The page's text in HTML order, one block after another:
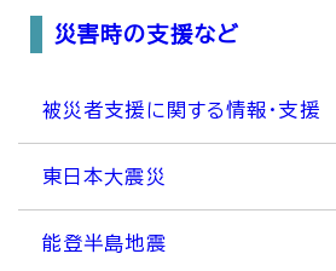
災害時の支援など
被災者支援に関する情報・支援
東日本大震災
能登半島地震